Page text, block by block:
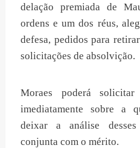
delação premiada de
ordens e um dos réus,
defesa, pedidos para
solicitações de absolvição.
Moraes poderá
imediatamente sobre a
deixar a análise
conjunta com o mérito.